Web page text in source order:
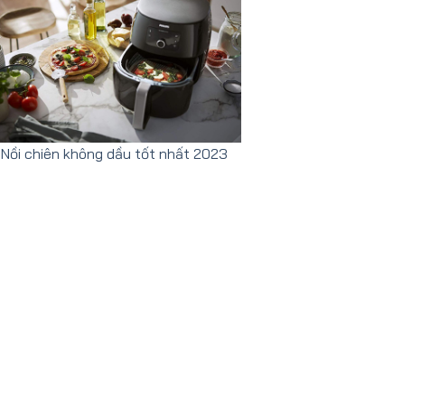
Nồi chiên không dầu tốt nhất 2023